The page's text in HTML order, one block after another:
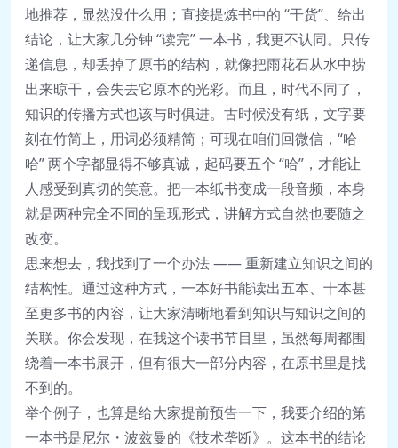
地推荐，显然没什么用；直接提炼书中的 “干货”、给出
结论，让大家几分钟 “读完” 一本书，我更不认同。只传
递信息，却丢掉了原书的结构，就像把雨花石从水中捞
出来晾干，会失去它原本的光彩。而且，时代不同了，
知识的传播方式也该与时俱进。古时候没有纸，文字要
刻在竹简上，用词必须精简；可现在咱们回微信，“哈
哈” 两个字都显得不够真诚，起码要五个 “哈”，才能让
人感受到真切的笑意。把一本纸书变成一段音频，本身
就是两种完全不同的呈现形式，讲解方式自然也要随之
改变。
思来想去，我找到了一个办法 —— 重新建立知识之间的
结构性。通过这种方式，一本好书能读出五本、十本甚
至更多书的内容，让大家清晰地看到知识与知识之间的
关联。你会发现，在我这个读书节目里，虽然每周都围
绕着一本书展开，但有很大一部分内容，在原书里是找
不到的。
举个例子，也算是给大家提前预告一下，我要介绍的第
一本书是尼尔・波兹曼的《技术垄断》。这本书的结论